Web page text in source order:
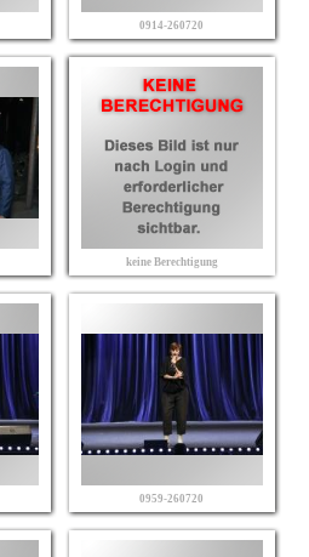
0914-260720
keine Berechtigung
0959-260720